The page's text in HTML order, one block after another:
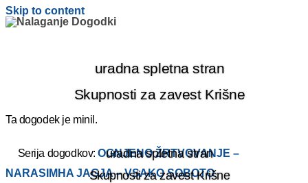
Skip to content
uradna spletna stran
Skupnosti za zavest Krišne
uradna spletna stran
Skupnosti za zavest Krišne
Ta dogodek je minil.
Serija dogodkov:OGNJENO ŽRTVOVANJE –
NARASIMHA JAGJA – VSAKO SOBOTO